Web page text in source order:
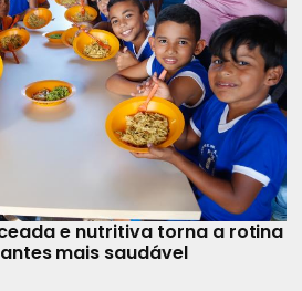
e nutritiva torna a rotina
mais saudável